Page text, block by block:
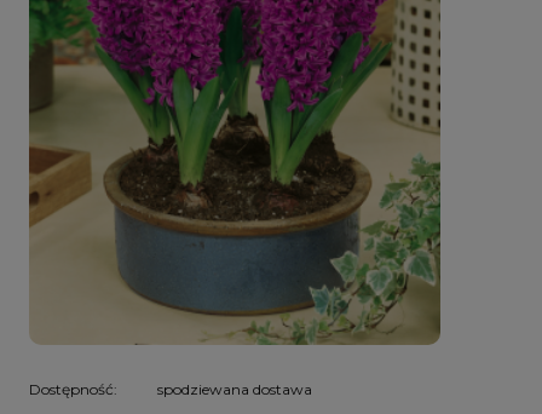
Dostępność: spodziewana dostawa